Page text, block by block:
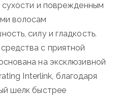
и поврежденным
волосам
силу и гладкость.
с приятной
на эксклюзивной
Interlink, благодаря
шелк быстрее